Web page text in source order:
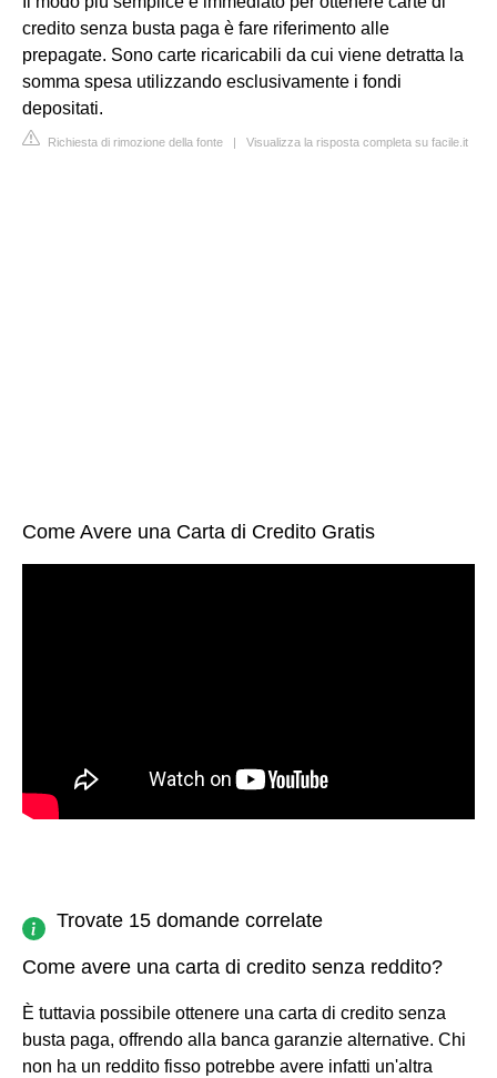
credito senza busta paga è fare riferimento alle
prepagate. Sono carte ricaricabili da cui viene detratta la
somma spesa utilizzando esclusivamente i fondi
depositati.
Richiesta di rimozione della fonte | Visualizza la risposta completa su facile.it
Come Avere una Carta di Credito Gratis
Trovate 15 domande correlate
Come avere una carta di credito senza reddito?
È tuttavia possibile ottenere una carta di credito senza
busta paga, offrendo alla banca garanzie alternative. Chi
non ha un reddito fisso potrebbe avere infatti un'altra